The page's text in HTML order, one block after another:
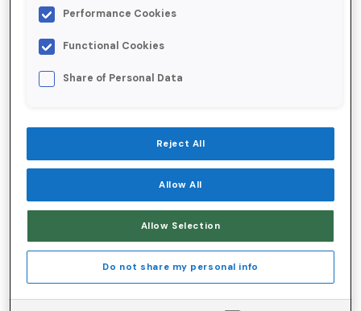
não atendia a certos requisitos dos
provedores de e-mail: os protocolos de
autenticação não estavam corretamente
descadastramento com um clique,nova
obrigatoriedade do Gmail
Esses problemas rapidamente se agravaram,
resultando em uma preocupante taxa de
entrega na caixa de entrada de apenas 20%
nos domínios da Microsoft e um bloqueio
Performance Cookies
Functional Cookies
Share of Personal Data
Reject All
Allow All
Allow Selection
Do not share my personal info